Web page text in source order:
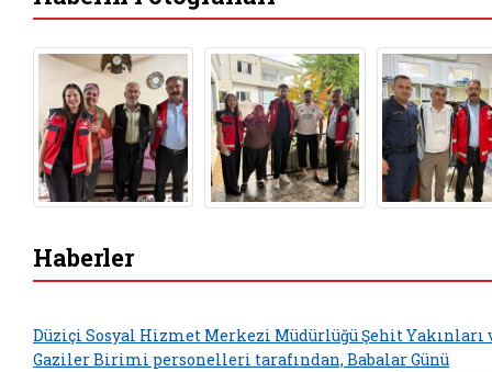
Haberler
Düziçi Sosyal Hizmet Merkezi Müdürlüğü Şehit Yakınları
Gaziler Birimi personelleri tarafından, Babalar Günü